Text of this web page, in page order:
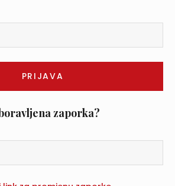
zaporka?